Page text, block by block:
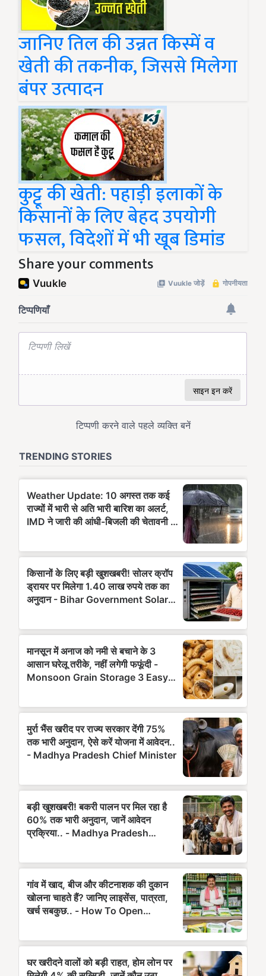
जानिए तिल की उन्नत किस्में व
खेती की तकनीक, जिससे मिलेगा
बंपर उत्पादन
कुट्टू की खेती: पहाड़ी इलाकों के
किसानों के लिए बेहद उपयोगी
फसल, विदेशों में भी खूब डिमांड
Share your comments